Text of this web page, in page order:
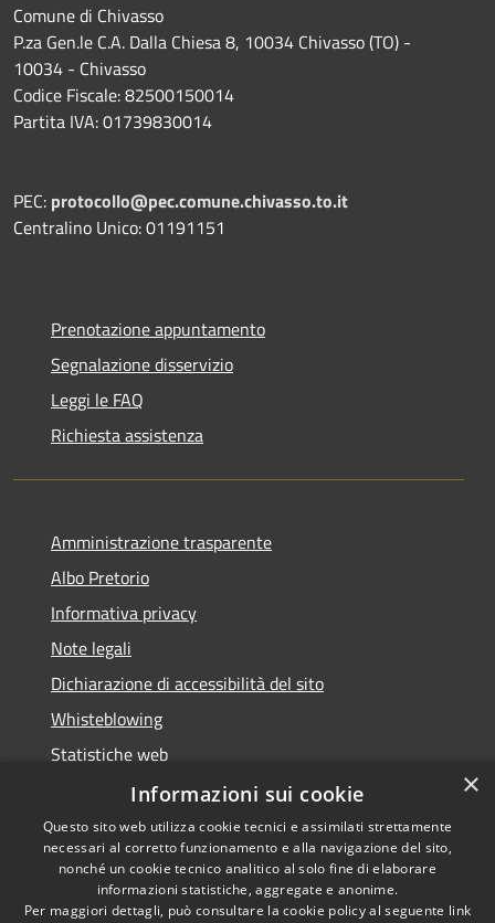
Comune di Chivasso
P.za Gen.le C.A. Dalla Chiesa 8, 10034 Chivasso (TO) -
10034 - Chivasso
Codice Fiscale: 82500150014
Partita IVA: 01739830014
PEC: protocollo@pec.comune.chivasso.to.it
Centralino Unico: 01191151
Prenotazione appuntamento
Segnalazione disservizio
Leggi le FAQ
Richiesta assistenza
Amministrazione trasparente
Albo Pretorio
Informativa privacy
Note legali
Dichiarazione di accessibilità del sito
Whisteblowing
Statistiche web
Segnalazioni di non conformità
RSS
Copyright © 2026 • Town of •
×
Informazioni sui cookie
Questo sito web utilizza cookie tecnici e assimilati strettamente
necessari al corretto funzionamento e alla navigazione del sito,
nonché un cookie tecnico analitico al solo fine di elaborare
informazioni statistiche, aggregate e anonime.
Per maggiori dettagli, può consultare la cookie policy al seguente link